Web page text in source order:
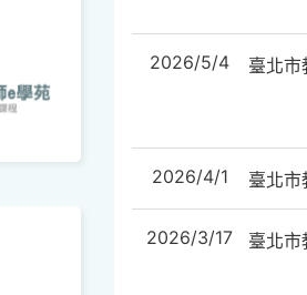
2026/5/4 臺北市
2026/4/1 臺北市
2026/3/17 臺北市